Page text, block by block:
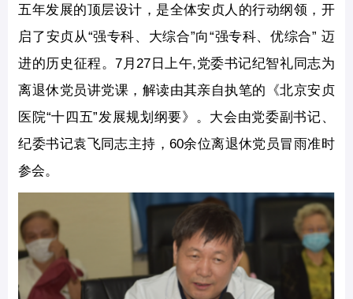
五年发展的顶层设计，是全体安贞人的行动纲领，开
启了安贞从“强专科、大综合”向“强专科、优综合” 迈
进的历史征程。7月27日上午,党委书记纪智礼同志为
离退休党员讲党课，解读由其亲自执笔的《北京安贞
医院“十四五”发展规划纲要》。大会由党委副书记、
纪委书记袁飞同志主持，60余位离退休党员冒雨准时
参会。